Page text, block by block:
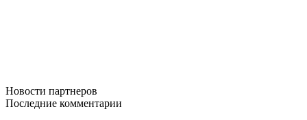
Новости партнеров
Последние комментарии